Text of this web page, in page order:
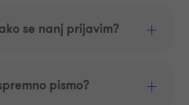
se nanj prijavim?
pismo?